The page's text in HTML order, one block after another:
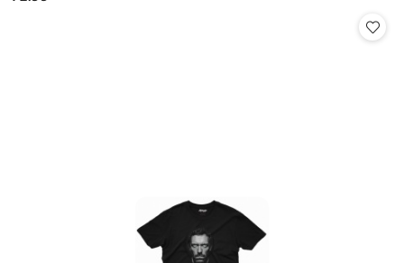
Cena: